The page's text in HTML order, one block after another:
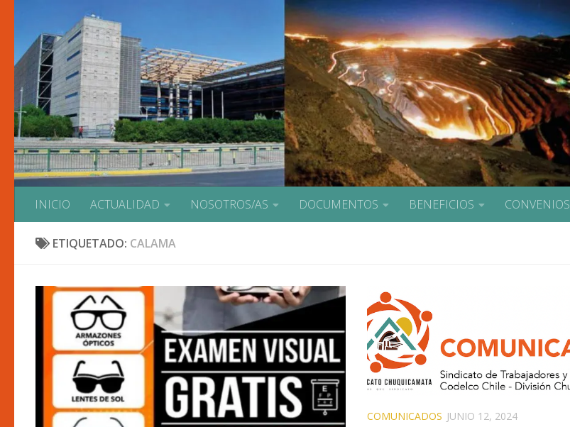
Saltar al contenido
INICIO ACTUALIDAD NOSOTROS/AS DOCUMENTOS BENEFICIOS CONVENIOS
ETIQUETADO: CALAMA
COMUNICADOS JUNIO 12, 2024